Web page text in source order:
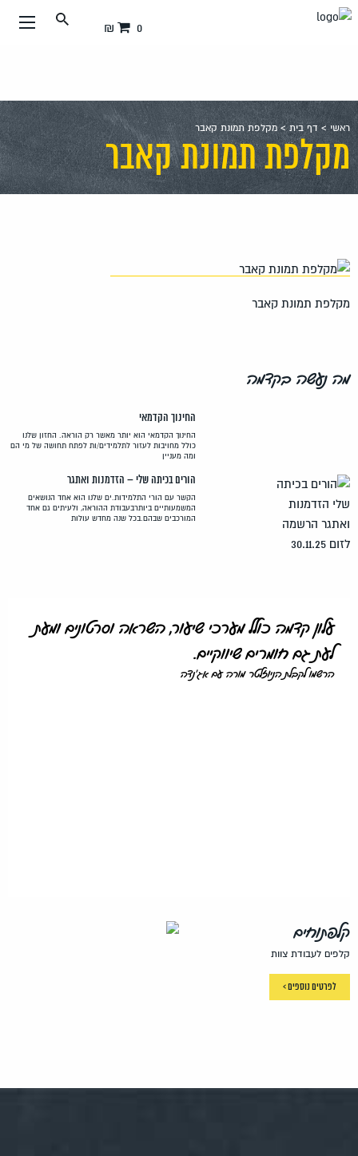
עבור
0 ₪
ראשי >דף בית> מקלפת תמונת קאבר
מקלפת תמונת קאבר
מקלפת תמונת קאבר
מה נעשה בקדמה
החינוך הקדמאי
החינוך הקדמאי הוא יותר מאשר רק הוראה. החזון שלנו
כולל מחויבות לעזור לתלמידים/ות לפתח תחושה של מי הם
ומה מעניין
הורים בכיתה שלי – הזדמנות ואתגר
הקשר עם הורי התלמידות.ים שלנו הוא אחד הנושאים
המשמעותיים ביותרבעבודת ההוראה, ולעיתים גם אחד
המורכבים שבהם.בכל שנה מחדש עולות
עלון קדמה כולל מערכי שיעור, השראה וסרטונים ומעת
לעת גם חומרים שיווקיים.
הרשמו לקבלת הניוזלטר מורה עם אג'נדה
קלפתוחים
קלפים לעבודת צוות
לפרטים נוספים >